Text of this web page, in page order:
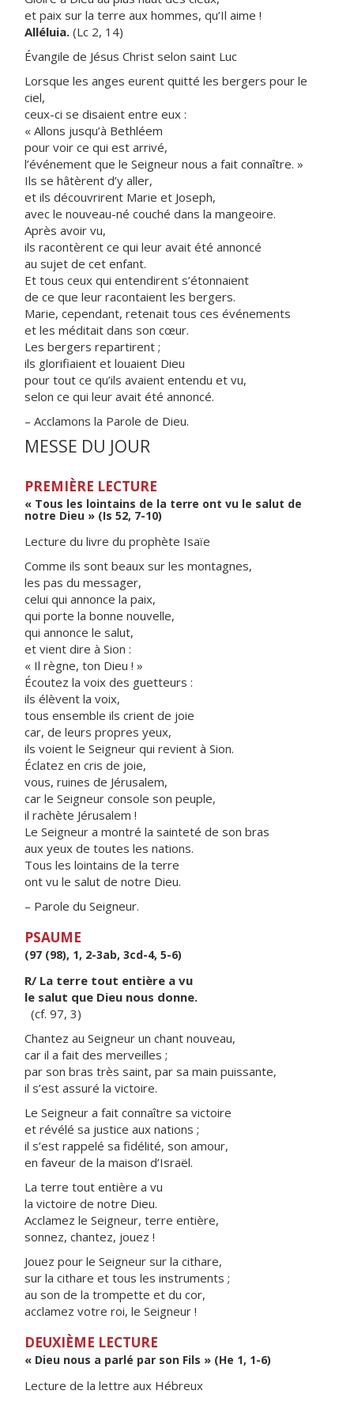
et paix sur la terre aux hommes, qu’Il aime !
Alléluia. (Lc 2, 14)
Évangile de Jésus Christ selon saint Luc
Lorsque les anges eurent quitté les bergers pour le
ciel,
ceux-ci se disaient entre eux :
« Allons jusqu’à Bethléem
pour voir ce qui est arrivé,
l’événement que le Seigneur nous a fait connaître. »
Ils se hâtèrent d’y aller,
et ils découvrirent Marie et Joseph,
avec le nouveau-né couché dans la mangeoire.
Après avoir vu,
ils racontèrent ce qui leur avait été annoncé
au sujet de cet enfant.
Et tous ceux qui entendirent s’étonnaient
de ce que leur racontaient les bergers.
Marie, cependant, retenait tous ces événements
et les méditait dans son cœur.
Les bergers repartirent ;
ils glorifiaient et louaient Dieu
pour tout ce qu’ils avaient entendu et vu,
selon ce qui leur avait été annoncé.
– Acclamons la Parole de Dieu.
MESSE DU JOUR
PREMIÈRE LECTURE
« Tous les lointains de la terre ont vu le salut de
notre Dieu » (Is 52, 7-10)
Lecture du livre du prophète Isaïe
Comme ils sont beaux sur les montagnes,
les pas du messager,
celui qui annonce la paix,
qui porte la bonne nouvelle,
qui annonce le salut,
et vient dire à Sion :
« Il règne, ton Dieu ! »
Écoutez la voix des guetteurs :
ils élèvent la voix,
tous ensemble ils crient de joie
car, de leurs propres yeux,
ils voient le Seigneur qui revient à Sion.
Éclatez en cris de joie,
vous, ruines de Jérusalem,
car le Seigneur console son peuple,
il rachète Jérusalem !
Le Seigneur a montré la sainteté de son bras
aux yeux de toutes les nations.
Tous les lointains de la terre
ont vu le salut de notre Dieu.
– Parole du Seigneur.
PSAUME
(97 (98), 1, 2-3ab, 3cd-4, 5-6)
R/ La terre tout entière a vu
le salut que Dieu nous donne.
(cf. 97, 3)
Chantez au Seigneur un chant nouveau,
car il a fait des merveilles ;
par son bras très saint, par sa main puissante,
il s’est assuré la victoire.
Le Seigneur a fait connaître sa victoire
et révélé sa justice aux nations ;
il s’est rappelé sa fidélité, son amour,
en faveur de la maison d’Israël.
La terre tout entière a vu
la victoire de notre Dieu.
Acclamez le Seigneur, terre entière,
sonnez, chantez, jouez !
Jouez pour le Seigneur sur la cithare,
sur la cithare et tous les instruments ;
au son de la trompette et du cor,
acclamez votre roi, le Seigneur !
DEUXIÈME LECTURE
« Dieu nous a parlé par son Fils » (He 1, 1-6)
Lecture de la lettre aux Hébreux